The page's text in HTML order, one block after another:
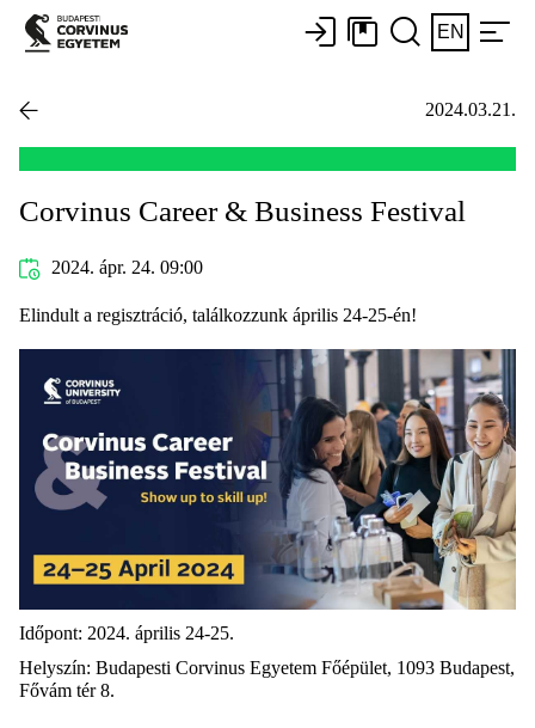
EN
2024.03.21.
Corvinus Career & Business Festival
2024. ápr. 24. 09:00
Elindult a regisztráció, találkozzunk április 24-25-én!
Időpont: 2024. április 24-25.
Helyszín: Budapesti Corvinus Egyetem Főépület, 1093 Budapest,
Fővám tér 8.